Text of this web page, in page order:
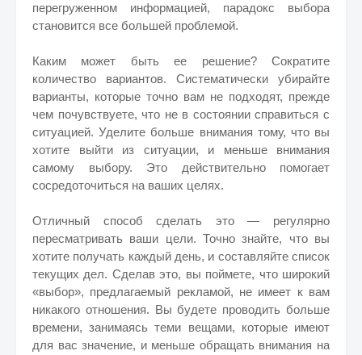
перегруженном информацией, парадокс выбора
становится все большей проблемой.
Каким может быть ее решение? Сократите
количество вариантов. Систематически убирайте
варианты, которые точно вам не подходят, прежде
чем почувствуете, что не в состоянии справиться с
ситуацией. Уделите больше внимания тому, что вы
хотите выйти из ситуации, и меньше внимания
самому выбору. Это действительно помогает
сосредоточиться на ваших целях.
Отличный способ сделать это — регулярно
пересматривать ваши цели. Точно знайте, что вы
хотите получать каждый день, и составляйте список
текущих дел. Сделав это, вы поймете, что широкий
«выбор», предлагаемый рекламой, не имеет к вам
никакого отношения. Вы будете проводить больше
времени, занимаясь теми вещами, которые имеют
для вас значение, и меньше обращать внимания на